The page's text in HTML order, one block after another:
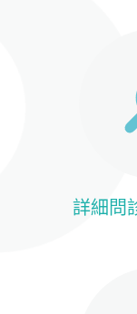
詳細問